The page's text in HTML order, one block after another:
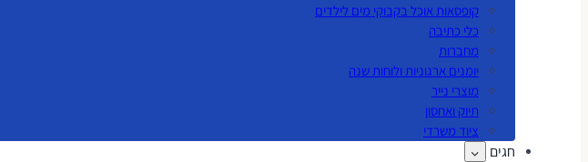
קופסאות אוכל בקבוקי מים לילדים
כלי כתיבה
מחברות
יומנים ארגוניות ולוחות שנה
מוצרי נייר
תיוק ואחסון
ציוד משרדי
חגים